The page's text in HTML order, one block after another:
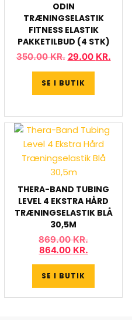
ODIN
TRÆNINGSELASTIK
FITNESS ELASTIK
PAKKETILBUD (4 STK)
350.00KR. 29.00 KR.
SE I BUTIK
THERA-BAND TUBING
LEVEL 4 EKSTRA HÅRD
TRÆNINGSELASTIK BLÅ
30,5M
869.00KR.
864.00 KR.
SE I BUTIK